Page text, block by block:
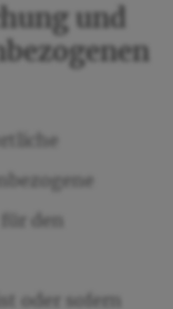
und
den
oder sofern